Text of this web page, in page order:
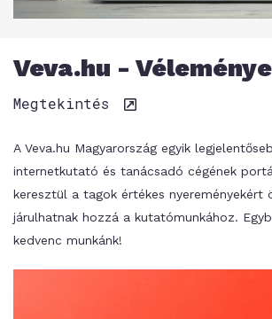
Veva.hu -
Megtekintés
A Veva.hu Magyarország egyik
internetkutató és tanácsadó cégének
keresztül a tagok értékes nyereményekért
járulhatnak hozzá a kutatómunkához.
kedvenc munkánk!